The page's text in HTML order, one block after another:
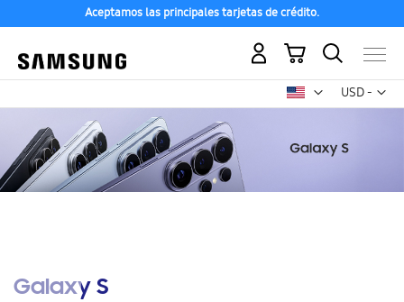
Aceptamos las principales tarjetas de crédito.
USD -
dólar
Mi carrito
Galaxy S